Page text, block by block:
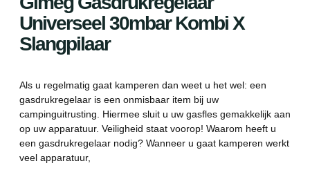
Universeel 30mbar Kombi X
Slangpilaar
Als u regelmatig gaat kamperen dan weet u het wel: een
gasdrukregelaar is een onmisbaar item bij uw
campinguitrusting. Hiermee sluit u uw gasfles gemakkelijk aan
op uw apparatuur. Veiligheid staat voorop! Waarom heeft u
een gasdrukregelaar nodig? Wanneer u gaat kamperen werkt
veel apparatuur,